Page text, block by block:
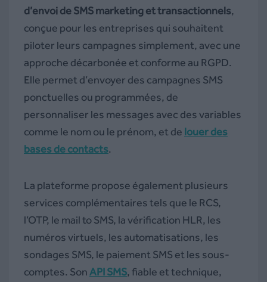
d’envoi de SMS marketing et transactionnels,
conçue pour les entreprises qui souhaitent
piloter leurs campagnes simplement, avec une
approche décarbonée et conforme au RGPD.
Elle permet d’envoyer des campagnes SMS
ponctuelles ou programmées, de
personnaliser les messages avec des variables
comme le nom ou le prénom, et de louer des
bases de contacts.
La plateforme propose également plusieurs
services complémentaires tels que le RCS,
l’OTP, le mail to SMS, la vérification HLR, les
numéros virtuels, les automatisations, les
sondages SMS, le paiement SMS et les sous-
comptes. SonAPI SMS, fiable et technique,